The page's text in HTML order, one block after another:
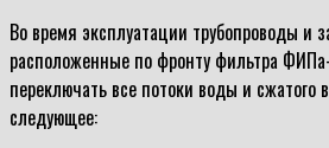
Во время эксплуатации трубопроводы и
расположенные по фронту фильтра
переключать все потоки воды и сжатого
следующее: